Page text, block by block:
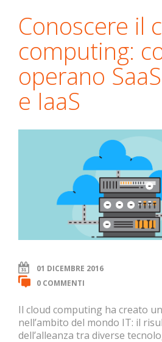
Conoscere il
computing:
operano
e IaaS
01 DICEMBRE 2016
0 COMMENTI
Il cloud computing ha creato
nell’ambito del mondo IT: il
dell’alleanza tra diverse